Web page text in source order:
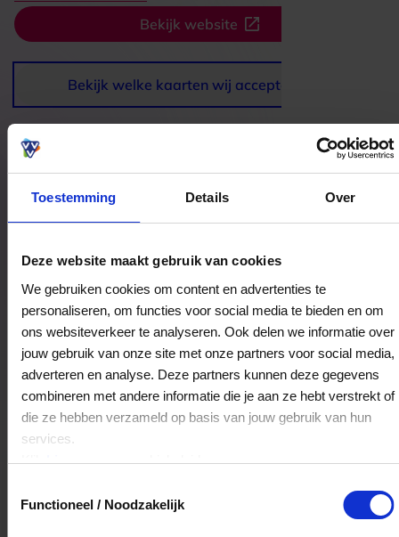
Toestemming Details Over
Deze website maakt gebruik van cookies
We gebruiken cookies om content en advertenties te
personaliseren, om functies voor social media te bieden en om
ons websiteverkeer te analyseren. Ook delen we informatie over
jouw gebruik van onze site met onze partners voor social media,
adverteren en analyse. Deze partners kunnen deze gegevens
combineren met andere informatie die je aan ze hebt verstrekt of
die ze hebben verzameld op basis van jouw gebruik van hun
services.
Klikhiervoor ons cookiebeleid.
Functioneel / Noodzakelijk
van de drukte van de dag. Of je nu kort wilt
opladen of bewust tijd vrijmaakt voor
ontspanning, Relax Lounge voelt als een
comfortabele reset voor lichaam en hoofd. Vooral
de combinatie van technologie, rust en het
gemak van een korte sessie maakt dit een
aantrekkelijke plek voor iedereen die zichzelf een
ontspannen moment gunt.
Bekijk website
Bekijk welke kaarten wij accepteren
Bestedingslocaties
Relax Lounge
Overtoom 55-hs
1054HB Amsterdam
Veelgestelde Vragen
Ja, je mag het saldo van je VVV